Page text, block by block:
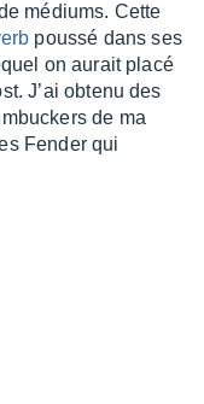
médiums. Cette
poussé dans ses
on aurait placé
J’ai obtenu des
de ma
Fender qui